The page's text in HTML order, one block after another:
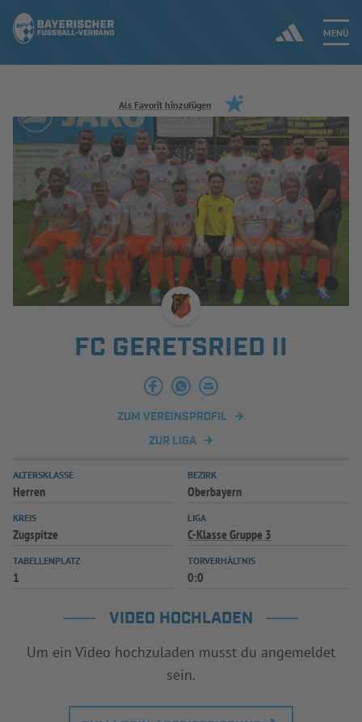
MENÜ
Jetzt einloggen
ERGEBNISSE & WETTBEWERBE
NEUIGKEITEN
SPIELBETRIEB & VERBANDSLEBEN
AUSBILDUNG & FÖRDERUNG
INFOTHEK SPIELPLUS
Als Favorit hinzufügen
FC GERETSRIED II
ZUM VEREINSPROFIL
ZUR LIGA
ALTERSKLASSE
Herren
BEZIRK
Oberbayern
KREIS
Zugspitze
LIGA
C-Klasse Gruppe 3
TABELLENPLATZ
1
TORVERHÄLTNIS
0:0
VIDEO HOCHLADEN
Um ein Video hochzuladen musst du angemeldet
sein.